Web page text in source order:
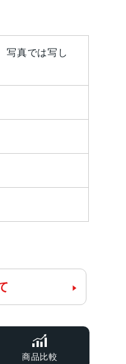
写真では写し
商品比較